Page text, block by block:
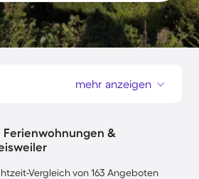
mehr anzeigen
Ferienwohnungen &
Vergleich von 163 Angeboten